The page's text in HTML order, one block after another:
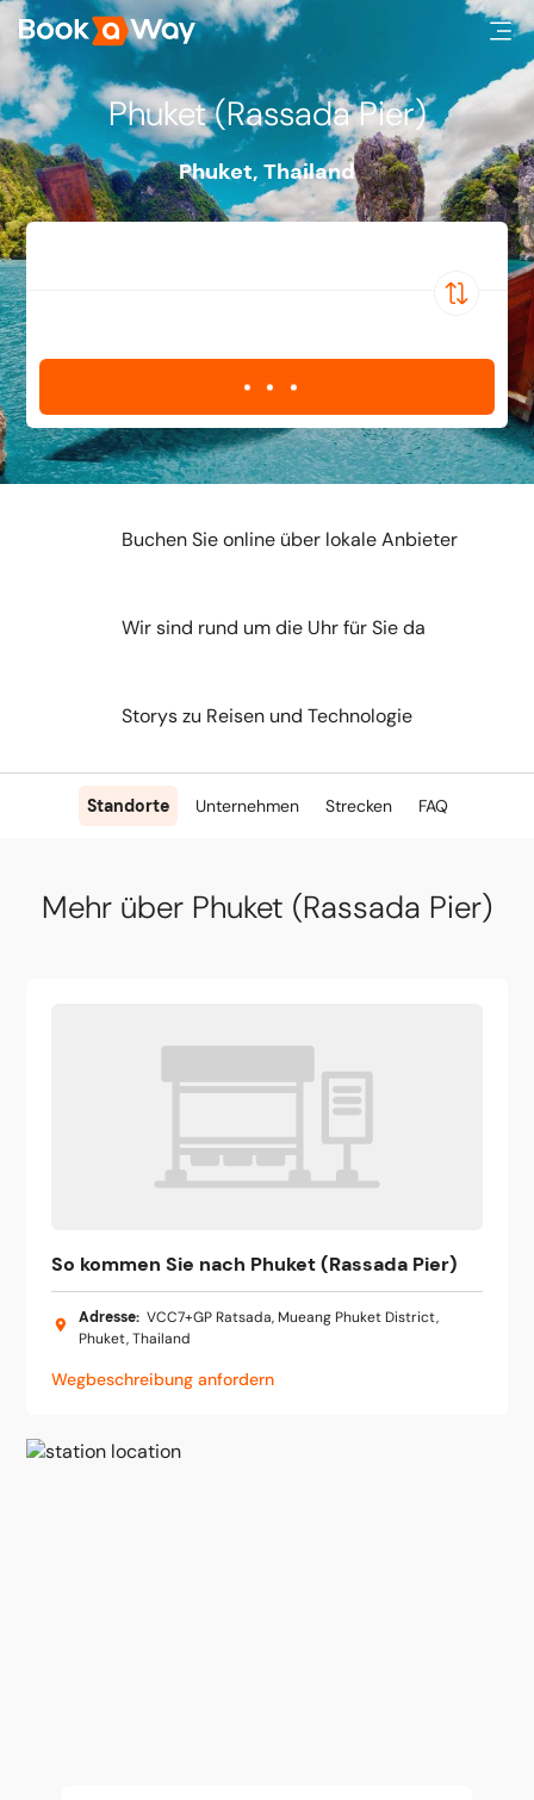
Phuket (Rassada Pier)
Phuket, Thailand
Standorte Unternehmen Strecken FAQ
Buchen Sie online über lokale Anbieter
Wir sind rund um die Uhr für Sie da
Storys zu Reisen und Technologie
Mehr über Phuket (Rassada Pier)
So kommen Sie nach Phuket (Rassada Pier)
Adresse: VCC7+GP Ratsada, Mueang Phuket District,
Phuket, Thailand
Wegbeschreibung anfordern